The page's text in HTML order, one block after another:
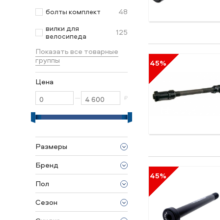
болты комплект 48
вилки для
велосипеда
125
Показать все товарные
группы
Цена
— ₽
Размеры
100 mm
110 mm
135 mm
142 mm
145 mm
Бренд
Cannondale
Cycledesign
GT
Intense
Пол
унисекс
Сезон
2026
45%
45%